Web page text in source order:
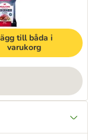
till båda i
varukorg